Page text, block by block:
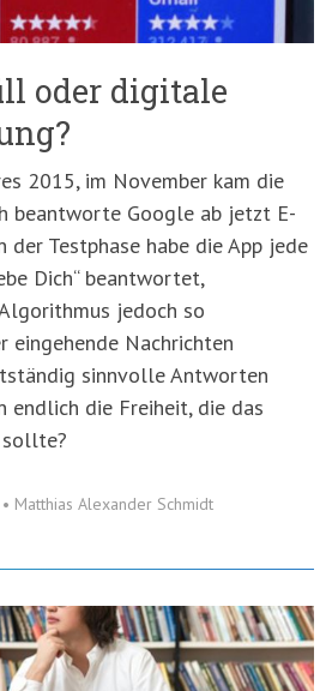
oder digitale
2015, im November kam die
beantworte Google ab jetzt E-
der Testphase habe die App jede
Dich“ beantwortet,
jedoch so
eingehende Nachrichten
sinnvolle Antworten
endlich die Freiheit, die das
sollte?
• Matthias Alexander Schmidt